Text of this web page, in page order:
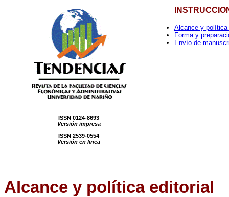
ISSN 0124-8693
Versión impresa
ISSN 2539-0554
Versión en linea
Alcance y política
Forma y
Envío de
Alcance y política editorial